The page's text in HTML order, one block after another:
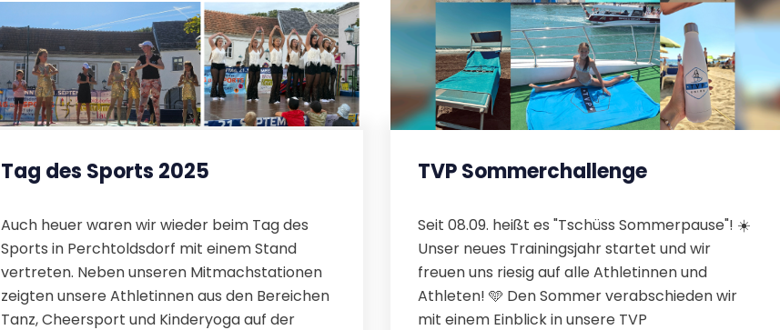
Tag des Sports 2025
Auch heuer waren wir wieder beim Tag des
Sports in Perchtoldsdorf mit einem Stand
vertreten. Neben unseren Mitmachstationen
zeigten unsere Athletinnen aus den Bereichen
Tanz, Cheersport und Kinderyoga auf der
TVP Sommerchallenge
Seit 08.09. heißt es "Tschüss Sommerpause"! ☀️
Unser neues Trainingsjahr startet und wir
freuen uns riesig auf alle Athletinnen und
Athleten! 🩵 Den Sommer verabschieden wir
mit einem Einblick in unsere TVP